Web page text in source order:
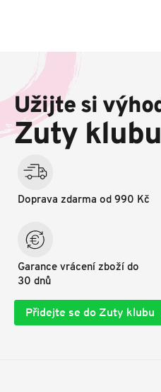
a
í
Užijte si
Zuty klubu
Doprava zdarma od 990 Kč
Garance vrácení zboží do
30 dnů
Přidejte se do Zuty klubu